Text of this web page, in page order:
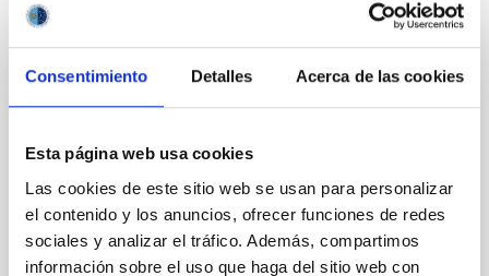
Consentimiento Detalles Acerca de las cookies
Esta página web usa cookies
Las cookies de este sitio web se usan para personalizar
el contenido y los anuncios, ofrecer funciones de redes
sociales y analizar el tráfico. Además, compartimos
información sobre el uso que haga del sitio web con
observations from different observatories in both
from the lens system to accurately determine the
sky background level
Shalyapin, V. N. et al.
Fecha de publicación: 6 2026
2026A&A...710A..70S